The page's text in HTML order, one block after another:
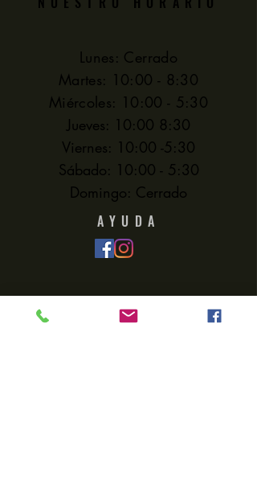
Lunes: Cerrado
Martes: 10:00 - 8:30
Miércoles: 10:00 - 5:30
Jueves: 10:00 8:30
Viernes: 10:00 -5:30
Sábado: 10:00 - 5:30
Domingo: Cerrado
AYUDA